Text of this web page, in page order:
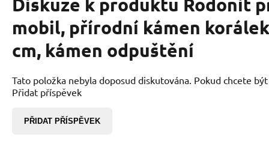
mobil, přírodní kámen
cm, kámen odpuštění
Tato položka nebyla doposud diskutována. Pokud chcete
Přidat příspěvek
PŘIDAT PŘÍSPĚVEK